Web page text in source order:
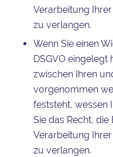
Verarbeitung
zu verlangen.
Wenn Sie einen
DSGVO
zwischen Ihren
vorgenommen
feststeht, wessen
Sie das Recht,
Verarbeitung
zu verlangen.